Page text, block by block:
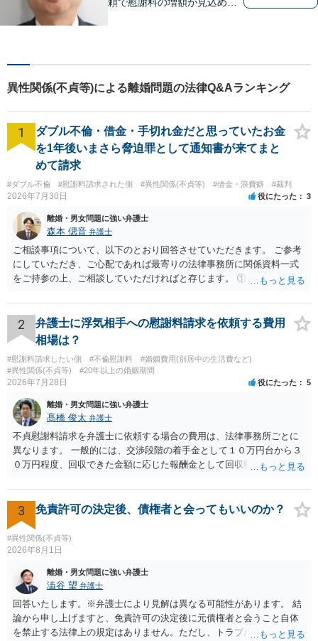
ノウハウ多数】相続手続きか
ら遺言書までトータルサポー
ト【JR熊本駅から徒歩1分】
異性関係(不貞等)による離婚問題の法律Q&Aランキング
1
ダブル不倫・借金・手切れ金だと思っていたお金
を1年後いまさら脅迫罪として通知書が来てまと
めて請求
#ダブル不倫 #慰謝料請求された側 #異性関係(不貞等) #借金・浪費癖 #裁判
2026年7月30日 役にたった 3
離婚・男女問題に強い弁護士
森本 偲音 弁護士
ご相談事項について、以下のとおり回答させていただきます。 ご参考
にしていただき、ご心配であれば最寄りの法律事務所に関係資料一式
をご持参の上、ご相談していただければと存じます。 ① このLINEの
される可能性はあるのか ⇒LINEを含む１００万円の貸付に至るまでの
やり取り等の経緯、誓約書の内容等を踏まえて、関係を清算するため
の 金銭であったと評価される可能性はあると考えます。 ② 「今後一
切関与しないなら100万円振り込む」というLINEや誓約書は、裁判上
どの程度証拠価値があるのか ⇒前後のやり取りや誓約書の具体的内容
を見ない限り、具体的な判断はできませんが、一定の証拠価値はある
することは認められるのか。 ⇒おそらく１００万円は不当利得（受け
取る正当な権利がないのに利益を取得した）として返還請求されてい
るものかと推察しますので、 貸金返還ではないかと存じます。 ④ 私
は現在、収入も不安定で貯金もなくリボ払い借金が既に約100万あり。
今年に再婚したが主人はお金に厳しい為、一括で220万円を支払う事は
か。 ⇒判決となり敗訴してしまった場合は、強制執行により不動産等
の財産を差し押さえられ、そこから債権回収が図られることになりま
すが、 和解であれば柔軟な解決が可能ですので、その場合は分割払
いにより支払うことも十分可能です。 ⑤ このような事情であれば、私
は120万円のみ和解交渉を続けるべきでしょうか。 ⇒ご相談者様の認
れるため、 120万円のみについて交渉を続けることがベターかと存じ
ます。
2
弁護士に浮気相手への慰謝料請求を依頼する費用
相場は？
#慰謝料請求したい側 #不倫慰謝料
#婚姻費用(別居中の生活費など)
#異性関係(不貞等)
#20年以上の婚姻期間
2026年7月28日 役にたった 5
離婚・男女問題に強い弁護士
髙橋 俊太 弁護士
不貞慰謝料請求を弁護士に依頼する場合の費用は、法律事務所ごとに
異なります。 一般的には、交渉段階の着手金として１０万円台から３
０万円程度、回収できた金額に応じた報酬金として回収額の１０％か
には、追加着手金や日当、実費が発生することもあります。 もっと
も、証拠が十分にあるか、相手方の住所・勤務先が分かるか、慰謝料
額、離婚の有無、交渉で終わるか訴訟まで見込むかによって、費用は
変わり得ます。依頼前に、交渉だけの場合、訴訟になった場合、回収
できなかった場合の費用を確認しておくとよいでしょう。 弁護士選び
通しを過度に楽観的に言い過ぎないか、質問に具体的に答えてくれる
か、連絡方法（メール、電話、弁護士直接か事務局員を介するかな
ど）や対応スピードが合うかを確認するとよいと思います。いずれに
しましても、弁護士への相談・依頼にあたっては、証拠資料、夫と相
手方の関係、相手方の氏名・住所等、夫婦関係への影響、離婚予定の
3 免責許可の決定後、債権者と会ってもいいのか？
#異性関係(不貞等)
2026年8月1日
離婚・男女問題に強い弁護士
澁谷 望 弁護士
回答いたします。※弁護士により見解は異なる可能性があります。 結
論から申し上げますと、免責許可の決定後に元債権者と会うこと自体
を禁止する法律上の規定はありません。ただし、トラブル防止の観点